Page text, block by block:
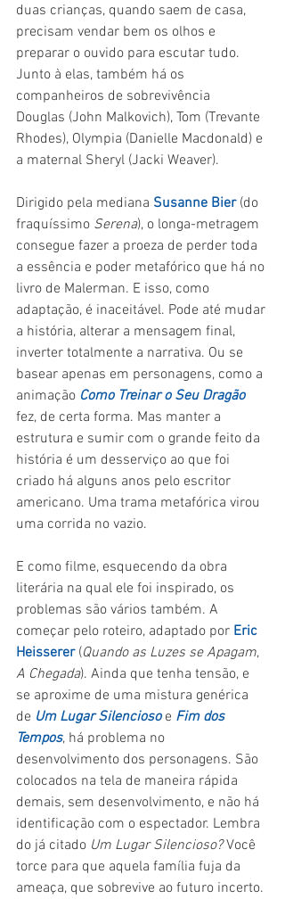
duas crianças, quando saem de casa,
precisam vendar bem os olhos e
preparar o ouvido para escutar tudo.
Junto à elas, também há os
companheiros de sobrevivência
Douglas (John Malkovich), Tom (Trevante
Rhodes), Olympia (Danielle Macdonald) e
a maternal Sheryl (Jacki Weaver).
Dirigido pela mediana Susanne Bier (do
fraquíssimo Serena), o longa-metragem
consegue fazer a proeza de perder toda
a essência e poder metafórico que há no
livro de Malerman. E isso, como
adaptação, é inaceitável. Pode até mudar
a história, alterar a mensagem final,
inverter totalmente a narrativa. Ou se
basear apenas em personagens, como a
animação Como Treinar o Seu Dragão
fez, de certa forma. Mas manter a
estrutura e sumir com o grande feito da
história é um desserviço ao que foi
criado há alguns anos pelo escritor
americano. Uma trama metafórica virou
uma corrida no vazio.
E como filme, esquecendo da obra
literária na qual ele foi inspirado, os
problemas são vários também. A
começar pelo roteiro, adaptado por Eric
Heisserer (Quando as Luzes se Apagam,
A Chegada). Ainda que tenha tensão, e
se aproxime de uma mistura genérica
de Um Lugar Silencioso e Fim dos
Tempos, há problema no
desenvolvimento dos personagens. São
colocados na tela de maneira rápida
demais, sem desenvolvimento, e não há
identificação com o espectador. Lembra
do já citado Um Lugar Silencioso? Você
torce para que aquela família fuja da
ameaça, que sobrevive ao futuro incerto.